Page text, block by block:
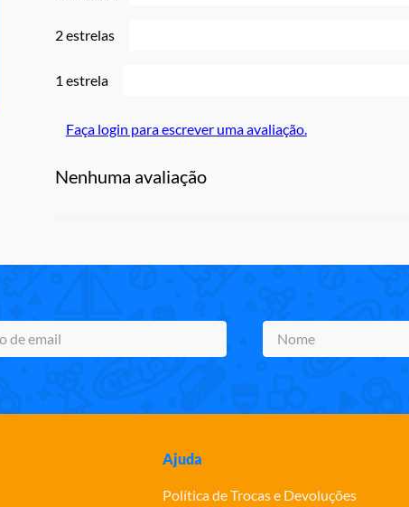
2 estrelas
1 estrela
Faça login para escrever uma avaliação.
Nenhuma avaliação
Ajuda
Política de Trocas e Devoluções